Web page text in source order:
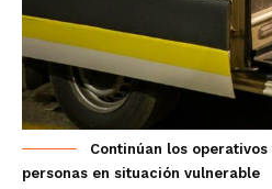
Continúan los
personas en situación vulnerable